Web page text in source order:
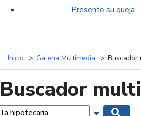
Presente su queja
Inicio Galería Multimedia Buscador
Buscador
Mostrar